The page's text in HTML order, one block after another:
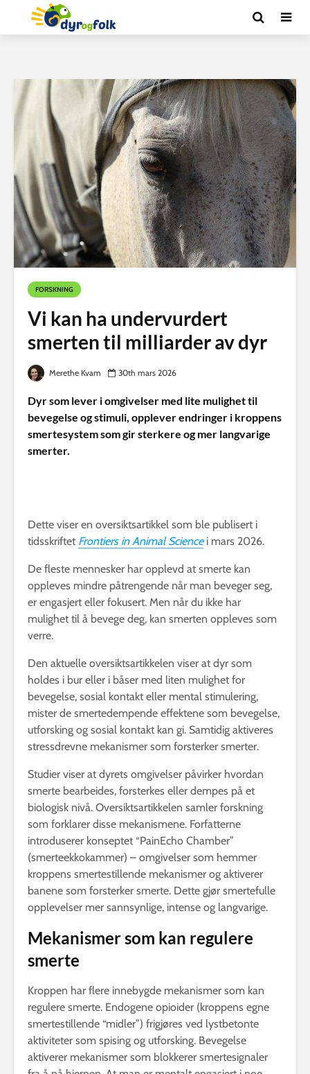
FORSKNING
Vi kan ha undervurdert
smerten til milliarder av dyr
Merethe Kvam 30th mars 2026
Dyr som lever i omgivelser med lite mulighet til
bevegelse og stimuli, opplever endringer i kroppens
smertesystem som gir sterkere og mer langvarige
smerter.
Dette viser en oversiktsartikkel som ble publisert i
tidsskriftet Frontiers in Animal Sciencei mars 2026.
De fleste mennesker har opplevd at smerte kan
oppleves mindre påtrengende når man beveger seg,
er engasjert eller fokusert. Men når du ikke har
mulighet til å bevege deg, kan smerten oppleves som
verre.
Den aktuelle oversiktsartikkelen viser at dyr som
holdes i bur eller i båser med liten mulighet for
bevegelse, sosial kontakt eller mental stimulering,
mister de smertedempende effektene som bevegelse,
utforsking og sosial kontakt kan gi. Samtidig aktiveres
stressdrevne mekanismer som forsterker smerter.
Studier viser at dyrets omgivelser påvirker hvordan
smerte bearbeides, forsterkes eller dempes på et
biologisk nivå. Oversiktsartikkelen samler forskning
som forklarer disse mekanismene. Forfatterne
introduserer konseptet “PainEcho Chamber”
(smerteekkokammer) – omgivelser som hemmer
kroppens smertestillende mekanismer og aktiverer
banene som forsterker smerte. Dette gjør smertefulle
opplevelser mer sannsynlige, intense og langvarige.
Mekanismer som kan regulere
smerte
Kroppen har flere innebygde mekanismer som kan
regulere smerte. Endogene opioider (kroppens egne
smertestillende “midler”) frigjøres ved lystbetonte
aktiviteter som spising og utforsking. Bevegelse
aktiverer mekanismer som blokkerer smertesignaler